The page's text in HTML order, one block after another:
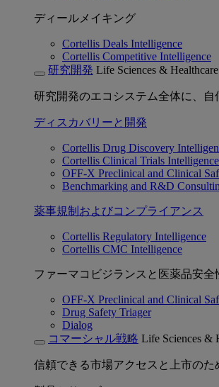
ディールメイキング
Cortellis Deals Intelligence
Cortellis Competitive Intelligence
研究開発 Life Sciences & Healthcare
研究開発のエコシステム全体に、自
ディスカバリーと開発
Cortellis Drug Discovery
Cortellis Clinical Trials Intelligence
OFF-X Preclinical and Clinical
Benchmarking and R&D
薬事規制およびコンプライアンス
Cortellis Regulatory Intelligence
Cortellis CMC Intelligence
ファーマコビジランスと医薬品安全
OFF-X Preclinical and Clinical
Drug Safety Triager
Dialog
コマーシャル戦略 Life Sciences &
信頼できる市場アクセスと上市の